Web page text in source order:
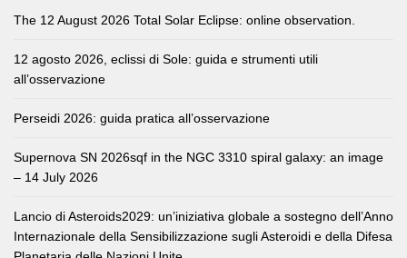
The 12 August 2026 Total Solar Eclipse: online observation.
12 agosto 2026, eclissi di Sole: guida e strumenti utili
all’osservazione
Perseidi 2026: guida pratica all’osservazione
Supernova SN 2026sqf in the NGC 3310 spiral galaxy: an image
– 14 July 2026
Lancio di Asteroids2029: un’iniziativa globale a sostegno dell’Anno
Internazionale della Sensibilizzazione sugli Asteroidi e della Difesa